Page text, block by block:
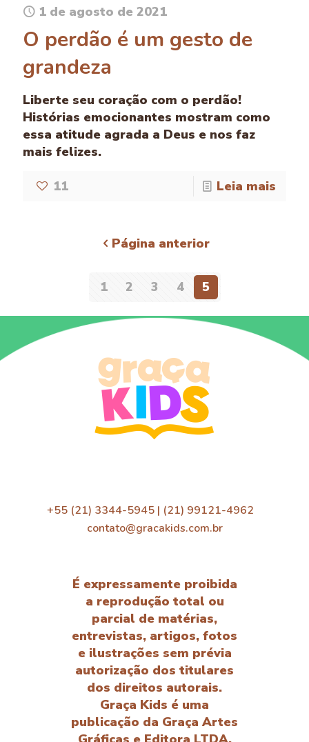
1 de agosto de 2021
O perdão é um gesto de
grandeza
Liberte seu coração com o perdão!
Histórias emocionantes mostram como
essa atitude agrada a Deus e nos faz
mais felizes.
11 Leia mais
Página anterior
1 2 3 4 5
+55 (21) 3344-5945 | (21) 99121-4962
contato@gracakids.com.br
É expressamente proibida
a reprodução total ou
parcial de matérias,
entrevistas, artigos, fotos
e ilustrações sem prévia
autorização dos titulares
dos direitos autorais.
Graça Kids é uma
publicação da Graça Artes